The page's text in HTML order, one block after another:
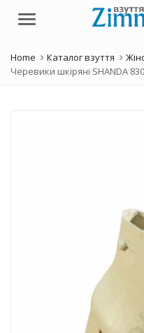
Menu
Home Каталог взуття
Черевики шкіряні SHANDA